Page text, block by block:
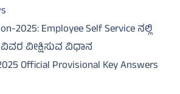
2025: Employee Self Service ನಲ್ಲಿ
ವೀಕ್ಷಿಸುವ ವಿಧಾನ
Official Provisional Key Answers